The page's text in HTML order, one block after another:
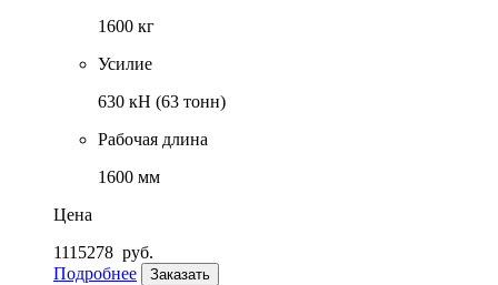
1600 кг
Усилие
630 кН (63 тонн)
Рабочая длина
1600 мм
Цена
1115278 руб.
Подробнее
Заказать